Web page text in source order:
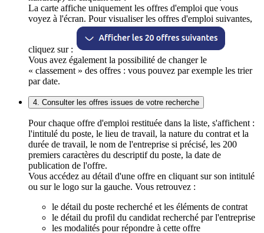
La carte affiche uniquement les offres d'emploi que vous
voyez à l'écran. Pour visualiser les offres d'emploi suivantes,
cliquez sur :
Vous avez également la possibilité de changer le
« classement » des offres : vous pouvez par exemple les trier
par date.
4. Consulter les offres issues de votre recherche
Pour chaque offre d'emploi restituée dans la liste, s'affichent :
l'intitulé du poste, le lieu de travail, la nature du contrat et la
durée de travail, le nom de l'entreprise si précisé, les 200
premiers caractères du descriptif du poste, la date de
publication de l'offre.
Vous accédez au détail d'une offre en cliquant sur son intitulé
ou sur le logo sur la gauche. Vous retrouvez :
le détail du poste recherché et les éléments de contrat
le détail du profil du candidat recherché par l'entreprise
les modalités pour répondre à cette offre